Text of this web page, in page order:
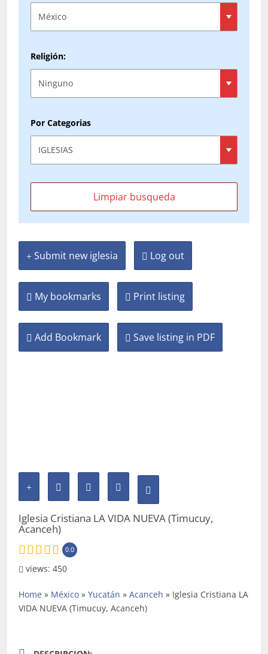
Religión:
Por Categorias
Submit new iglesia Log out
My bookmarks Print listing
Add Bookmark Save listing in PDF
Iglesia Cristiana LA VIDA NUEVA (Timucuy,
Acanceh)
0.0
views: 450
Home » México »Yucatán »Acanceh » Iglesia Cristiana LA
VIDA NUEVA (Timucuy, Acanceh)